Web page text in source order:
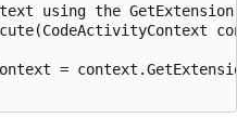
using the
=